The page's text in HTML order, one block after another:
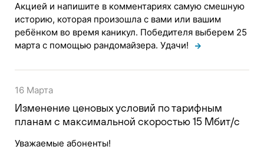
Акцией и напишите в комментариях самую смешную
историю, которая произошла с вами или вашим
ребёнком во время каникул. Победителя выберем 25
марта с помощью рандомайзера. Удачи!
16 Марта
Изменение ценовых условий по тарифным
планам с максимальной скоростью 15 Мбит/с
Уважаемые абоненты!